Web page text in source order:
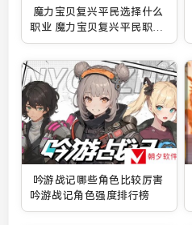
魔力宝贝复兴平民选择什么
职业 魔力宝贝复兴平民职业
推荐2024
吟游战记哪些角色比较厉害
吟游战记角色强度排行榜